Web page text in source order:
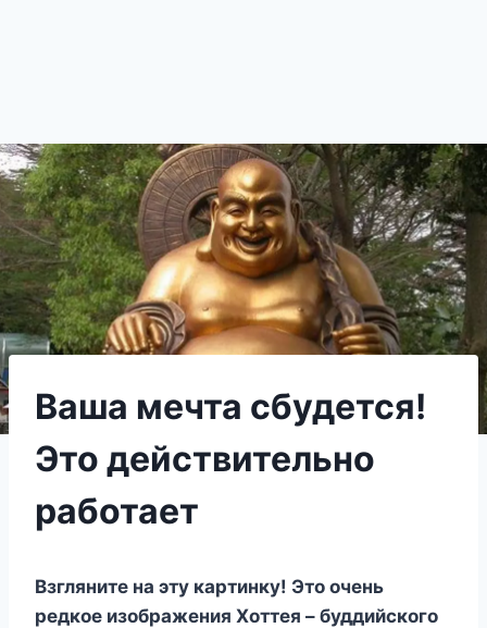
Ваша мечта сбудется!
Это действительно
работает
Взгляните на эту картинку! Это очень
редкое изображения Хоттея – буддийского